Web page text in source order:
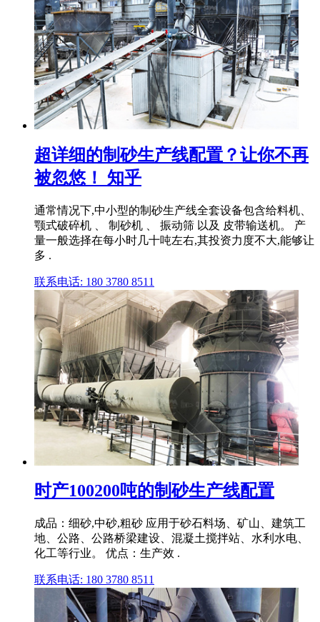
超详细的制砂生产线配置？让你不再
被忽悠！ 知乎
通常情况下,中小型的制砂生产线全套设备包含给料机、
颚式破碎机 、 制砂机 、 振动筛 以及 皮带输送机。 产
量一般选择在每小时几十吨左右,其投资力度不大,能够让
多 .
联系电话: 180 3780 8511
时产100200吨的制砂生产线配置
成品：细砂,中砂,粗砂 应用于砂石料场、矿山、建筑工
地、公路、公路桥梁建设、混凝土搅拌站、水利水电、
化工等行业。 优点：生产效 .
联系电话: 180 3780 8511